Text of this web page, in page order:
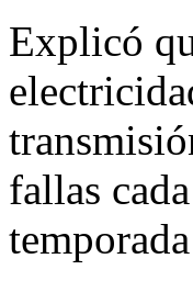
Explicó
fallas